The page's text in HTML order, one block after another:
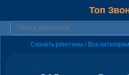
Топ
Скачать рингтоны / Все категории